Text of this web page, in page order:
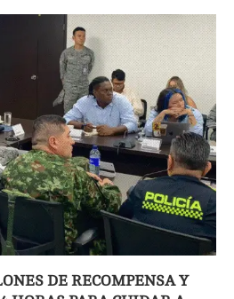
DE RECOMPENSA Y